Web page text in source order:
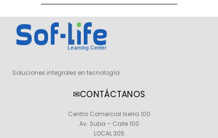
Soluciones integrales en tecnología
✉CONTÁCTANOS
Centro Comercial Iserra 100
Av. Suba – Calle 100
LOCAL 305